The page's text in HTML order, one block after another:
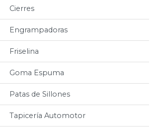
Cierres
Engrampadoras
Friselina
Goma Espuma
Patas de Sillones
Tapicería Automotor